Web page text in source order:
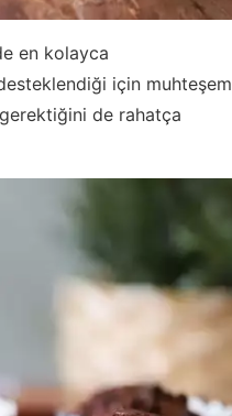
en kolayca
için muhteşem
de rahatça